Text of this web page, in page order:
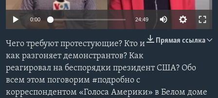
Learning English
СОЦИАЛЬНЫЕ СЕТИ
Языки
0:00 24:49
Прямая ссылка
Чего требуют протестующие? Кто и
как разгоняет демонстрантов? Как
реагировал на беспорядки президент США? Обо
всем этом поговорим #подробно с
корреспондентом «Голоса Америки» в Белом доме